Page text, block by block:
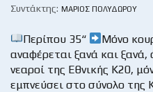
Συντάκτης: ΜΆΡΙΟΣ ΠΟΛΥΔΏΡΟΥ
Περίπου 35“
Μόνο
αναφέρεται ξανά και
νεαροί της Εθνικής Κ20,
εμπνεύσει στο σύνολο